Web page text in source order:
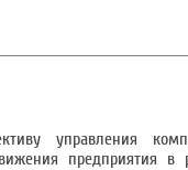
управления
предприятия в